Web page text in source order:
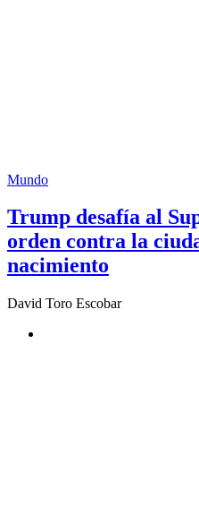
Mundo
Trump desafía al
orden contra la
nacimiento
David Toro Escobar